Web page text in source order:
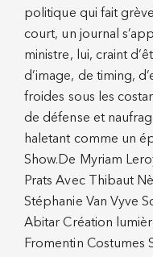
politique qui fait
court, un journal
ministre, lui, craint
d’image, de timing,
froides sous les
de défense et
haletant comme un
Show.De Myriam
Prats Avec Thibaut
Stéphanie Van Vyve
Abitar Création
Fromentin Costumes